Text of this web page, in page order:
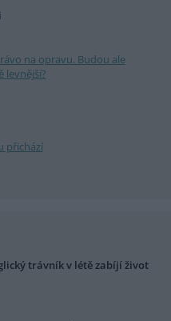
na opravu. Budou ale
levnější?
přichází
trávník v létě zabíjí život